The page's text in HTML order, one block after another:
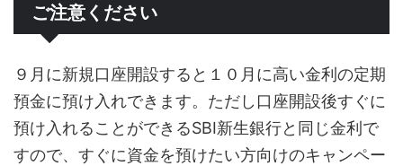
ご注意ください
９月に新規口座開設すると１０月に高い金利の定期
預金に預け入れできます。ただし口座開設後すぐに
預け入れることができるSBI新生銀行と同じ金利で
すので、すぐに資金を預けたい方向けのキャンペー